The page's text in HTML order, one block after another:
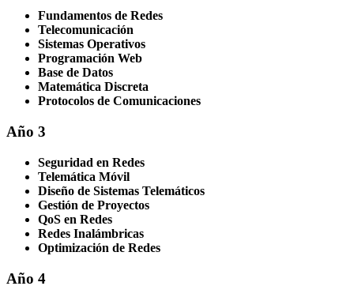
Fundamentos de Redes
Telecomunicación
Sistemas Operativos
Programación Web
Base de Datos
Matemática Discreta
Protocolos de Comunicaciones
Año 3
Seguridad en Redes
Telemática Móvil
Diseño de Sistemas Telemáticos
Gestión de Proyectos
QoS en Redes
Redes Inalámbricas
Optimización de Redes
Año 4